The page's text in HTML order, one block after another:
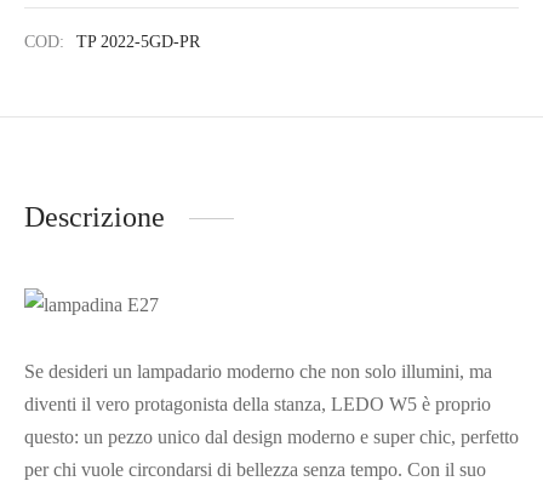
COD: TP 2022-5GD-PR
Descrizione
Se desideri un lampadario moderno che non solo illumini, ma
diventi il vero protagonista della stanza, LEDO W5 è proprio
questo: un pezzo unico dal design moderno e super chic, perfetto
per chi vuole circondarsi di bellezza senza tempo. Con il suo